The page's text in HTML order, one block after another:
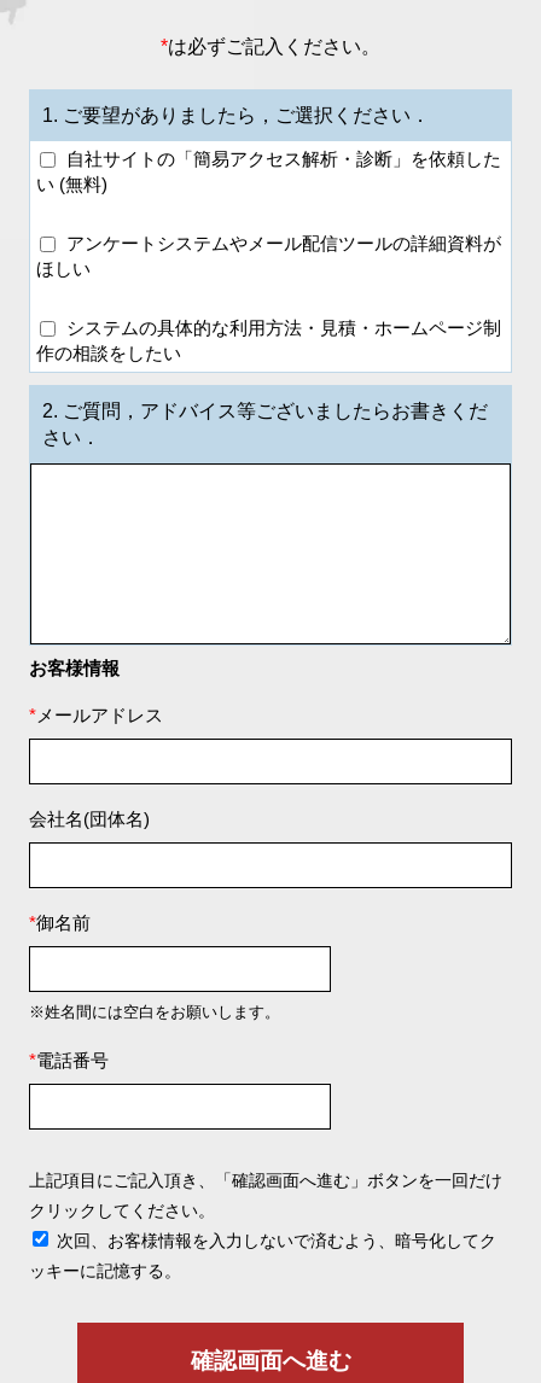
*は必ずご記入ください。
1. ご要望がありましたら，ご選択ください．
自社サイトの「簡易アクセス解析・診断」を依頼した
い (無料)
アンケートシステムやメール配信ツールの詳細資料が
ほしい
システムの具体的な利用方法・見積・ホームページ制
作の相談をしたい
2. ご質問，アドバイス等ございましたらお書きくだ
さい．
お客様情報
* メールアドレス
会社名(団体名)
*御名前
※姓名間には空白をお願いします。
*電話番号
上記項目にご記入頂き、「確認画面へ進む」ボタンを一回だけ
クリックしてください。
次回、お客様情報を入力しないで済むよう、暗号化してク
ッキーに記憶する。
確認画面へ進む